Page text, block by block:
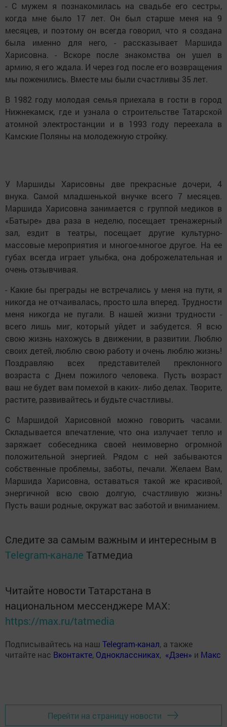
- С мужем я познакомилась на свадьбе его сестры,
когда мне было 17 лет. Он был старше меня на 9
месяцев, и поэтому он всегда говорил, что я создана
была именно для него, - рассказывает Маршида
Харисовна. - Вскоре после знакомства он ушел в
армию, я его ждала. И через год после его возвращения
мы поженились. Вместе мы были счастливы 35 лет.
В 1982 году молодая семья приехала в гости в город
Нижнекамск, где и узнала о строительстве Татарской
атомной электростанции и в 1993 году переехала в
Камские Поляны на молодежную стройку.
У Маршиды Харисовны две прекрасные дочери, 4
внука. Самой младшенькой внучке всего 7 месяцев.
Маршида Харисовна занимается с группой медиков в
«Батыре» два раза в неделю, посещает тренажерный
зал, ездит в театры, посещает другие культурно-
массовые мероприятия и многое-многое другое. На ее
губах всегда играет улыбка, она доброжелательная и
очень отзывчивая.
- Какие бы преграды не встречались у меня на пути, я
никогда не отчаивалась, просто шла вперед. Трудности
меня никогда не пугали. В нашей жизни трудности -
всего лишь миг, который уйдет и забудется. Я всю
свою жизнь нахожусь в движении, в развитии. Люблю
своих детей, люблю свою работу и очень люблю жизнь!
Поздравляю всех представителей преклонного
возраста с Днем пожилого человека. Пусть возраст
ваш не будет вам помехой в каких- либо делах. Творите,
растите, развивайтесь и будьте счастливы.
С Маршидой Харисовной можно говорить часами.
Складывается впечатление, что она излучает тепло и
заряжает собеседника своей неимоверно огромной
положительной энергией. Рядом с ней забываются
собственные проблемы, заботы, печали. Желаем Вам,
Маршида Харисовна, оставаться такой же красивой,
энергичной всю свою долгую, счастливую жизнь!
Пусть ваши родные, окружат вас заботой и вниманием.
Следите за самым важным и интересным в
Telegram-канале Татмедиа
Читайте новости Татарстана в
национальном мессенджере MАХ:
https://max.ru/tatmedia
Подписывайтесь на наш Telegram-канал, а также
читайте нас Вконтакте, Одноклассниках, «Дзен» и Макс
Перейти на страницу новости